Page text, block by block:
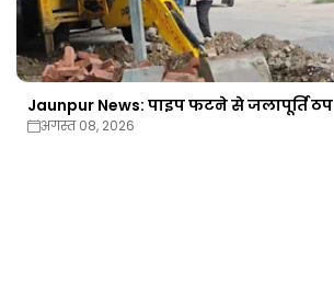
Jaunpur News: पाइप फटने से जलापूर्ति ठप
अगस्त 08, 2026